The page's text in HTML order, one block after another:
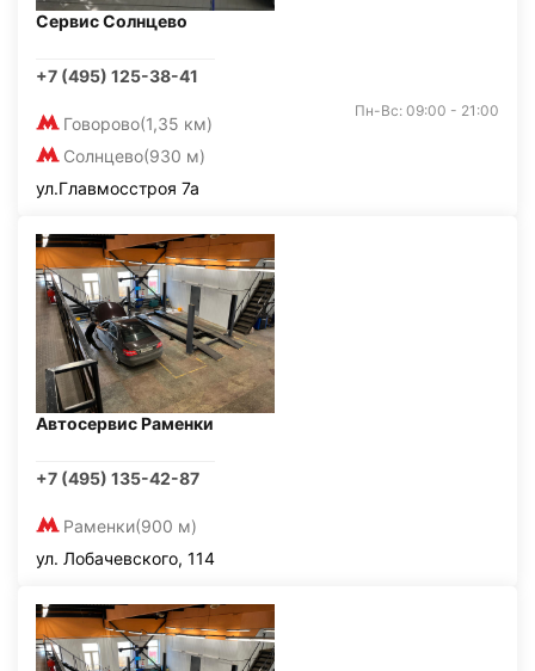
Сервис Солнцево
+7 (495) 125-38-41
Говорово(1,35 км)
Солнцево(930 м)
Пн-Вс: 09:00 - 21:00
ул.Главмосстроя 7а
Автосервис Раменки
+7 (495) 135-42-87
Раменки(900 м)
ул. Лобачевского, 114